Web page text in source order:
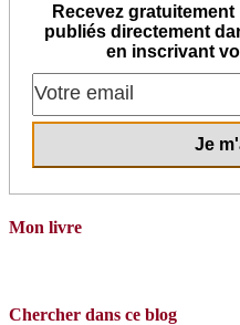
Recevez
publiés directement
en inscrivant
Mon livre
Chercher dans ce blog